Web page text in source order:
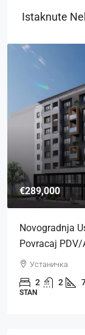
Istaknute
€415,000
Povracaj
Устаничка
3 2
STAN